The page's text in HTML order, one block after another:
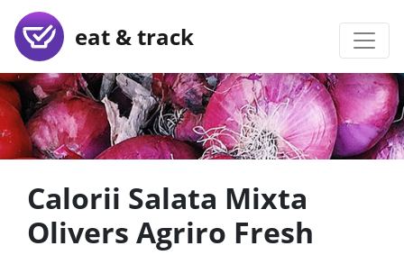
eat & track
Calorii Salata Mixta
Olivers Agriro Fresh